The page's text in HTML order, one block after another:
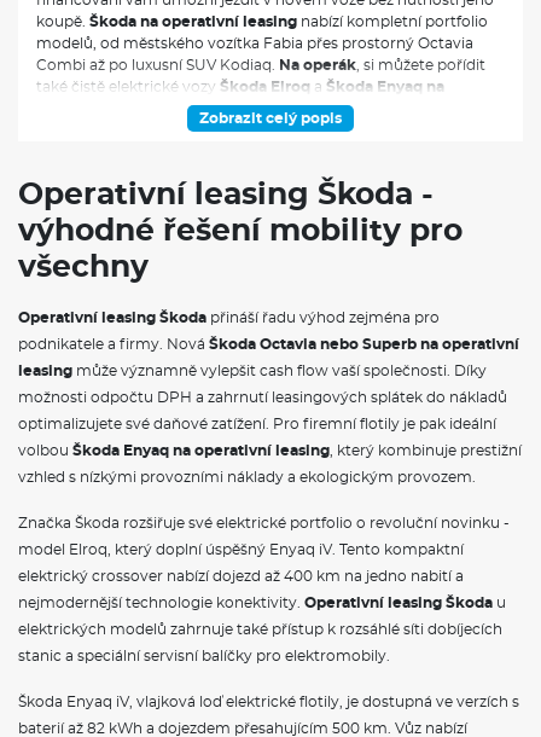
koupě. Škoda na operativní leasing nabízí kompletní portfolio
modelů, od městského vozítka Fabia přes prostorný Octavia
Combi až po luxusní SUV Kodiaq. Na operák , si můžete pořídit
také čistě elektrické vozy Škoda Elroq a Škoda Enyaq na
nebo hybridnín vozy Superb iV a Kodiaq iV. V
měsíční splátce jsou obvykle zahrnuty veškeré servisní náklady,
Zobrazit celý popis
Operativní leasing Škoda -
výhodné řešení mobility pro
všechny
Operativní leasing Škoda přináší řadu výhod zejména pro
podnikatele a firmy. Nová Škoda Octavia nebo Superb na operativní
leasing může významně vylepšit cash flow vaší společnosti. Díky
možnosti odpočtu DPH a zahrnutí leasingových splátek do nákladů
optimalizujete své daňové zatížení. Pro firemní flotily je pak ideální
volbou Škoda Enyaq na operativní leasing , který kombinuje prestižní
vzhled s nízkými provozními náklady a ekologickým provozem.
Značka Škoda rozšiřuje své elektrické portfolio o revoluční novinku -
model Elroq, který doplní úspěšný Enyaq iV. Tento kompaktní
elektrický crossover nabízí dojezd až 400 km na jedno nabití a
nejmodernější technologie konektivity. Operativní leasing Škoda u
elektrických modelů zahrnuje také přístup k rozsáhlé síti dobíjecích
stanic a speciální servisní balíčky pro elektromobily.
Škoda Enyaq iV, vlajková loď elektrické flotily, je dostupná ve verzích s
baterií až 82 kWh a dojezdem přesahujícím 500 km. Vůz nabízí